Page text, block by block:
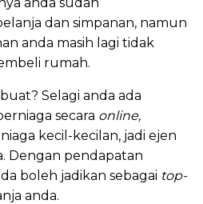
dan simpanan, namun
anda masih lagi tidak
rumah.
Selagi anda ada
secara online,
kecil-kecilan, jadi ejen
Dengan pendapatan
boleh jadikan sebagai top-
anda.